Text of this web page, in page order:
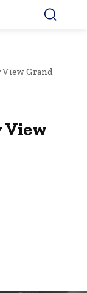
View Grand
View